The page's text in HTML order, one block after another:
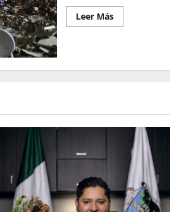
Leer MásLeer
más
emergencia
con
apoyo
internacional